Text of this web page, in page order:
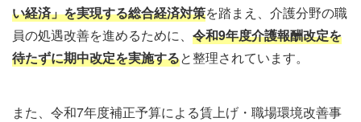
い経済」を実現する総合経済対策を踏まえ、介護分野の職
員の処遇改善を進めるために、 令和9年度介護報酬改定を
待たずに期中改定を実施すると整理されています。
また、令和7年度補正予算による賃上げ・職場環境改善事